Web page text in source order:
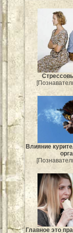
Влияние
Главное это